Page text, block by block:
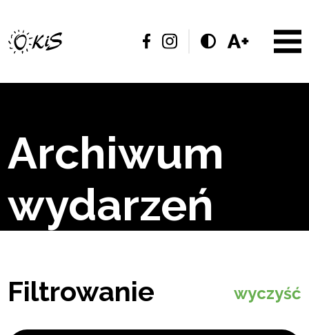
Archiwum
wydarzeń
Filtrowanie wyczyść